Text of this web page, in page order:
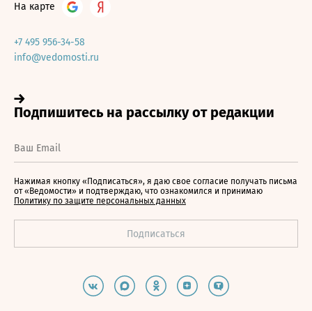
На карте
+7 495 956-34-58
info@vedomosti.ru
Нажимая кнопку «Подписаться», я даю свое согласие получать письма
от «Ведомости» и подтверждаю, что ознакомился и принимаю
Политику по защите персональных данных